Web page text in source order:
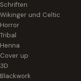
Schriften
Wikinger und Celtic
Horror
Tribal
Henna
Cover up
3D
Blackwork